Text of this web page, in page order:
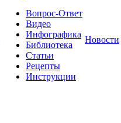
Вопрос-Ответ
Видео
Инфографика
Библиотека
Статьи
Рецепты
Инструкции
Новости